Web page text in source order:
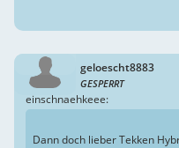
geloescht8883
GESPERRT
einschnaehkeee:
Dann doch lieber Tekken